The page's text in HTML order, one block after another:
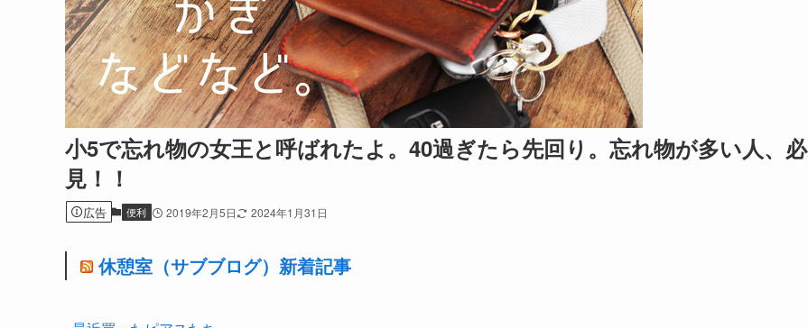
小5で忘れ物の女王と呼ばれたよ。40過ぎたら先回り。忘れ物が多い人、必
見！！
広告 便利 2019年2月5日 2024年1月31日
休憩室（サブブログ）新着記事